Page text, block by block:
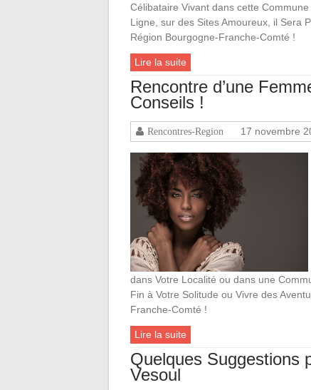
Célibataire Vivant dans cette
Ligne, sur des Sites Amoureux, il Sera
Région Bourgogne-Franche-Comté !
Lire la suite
Rencontre d’une
Conseils !
Rencontres-Region 17 novembre
dans Votre Localité ou dans une
Fin à Votre Solitude ou Vivre des
Franche-Comté !
Lire la suite
Quelques Suggestions
Vesoul